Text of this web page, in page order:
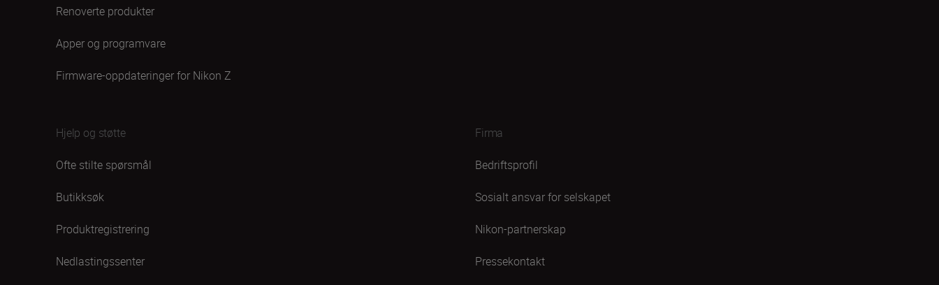
Renoverte produkter
Apper og programvare
Firmware-oppdateringer for Nikon Z
Hjelp og støtte
Ofte stilte spørsmål
Butikksøk
Produktregistrering
Nedlastingssenter
Firma
Bedriftsprofil
Sosialt ansvar for selskapet
Nikon-partnerskap
Pressekontakt